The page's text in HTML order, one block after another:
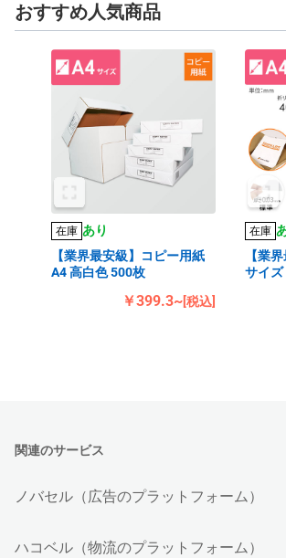
おすすめ人気商品
在庫 あり
【業界最安級】コピー用紙
A4 高白色 500枚
￥399.3~[税込]
在庫
【業
サイズ
関連のサービス
ノバセル（広告のプラットフォーム）
ハコベル（物流のプラットフォーム）